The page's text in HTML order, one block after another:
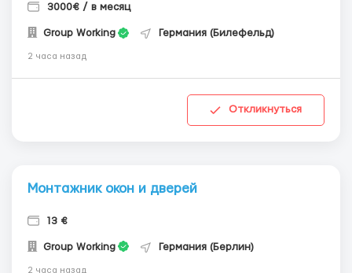
3000€ / в месяц
Group Working Германия (Билефельд)
2 часа назад
Откликнуться
Монтажник окон и дверей
13 €
Group Working Германия (Берлин)
2 часа назад